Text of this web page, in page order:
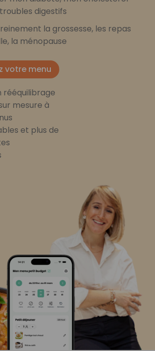
digestifs
la grossesse, les repas
la ménopause
votre menu
rééquilibrage
mesure à
et plus de